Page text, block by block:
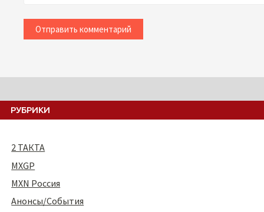
РУБРИКИ
2 ТАКТА
MXGP
MXN Россия
Анонсы/События